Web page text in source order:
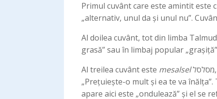
Primul cuvânt care este amintit este
„alternativ, unul da și unul nu”.
Al doilea cuvânt, tot din limba
grasă” sau în limbaj popular
Al treilea cuvânt este mesalselמסלסל, „ondulează”. Cuvântul este biblic și se află între altele în Proverbi 4:8 de unde a luat-o și roaba:
„Prețuiește-o mult și ea te va
apare aici este „ondulează” și el se